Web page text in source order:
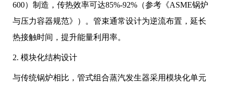
600）制造，传热效率可达85%-92%（参考《ASME锅炉
与压力容器规范》）。管束通常设计为逆流布置，延长
热接触时间，提升能量利用率。
2. 模块化结构设计
与传统锅炉相比，管式组合蒸汽发生器采用模块化单元